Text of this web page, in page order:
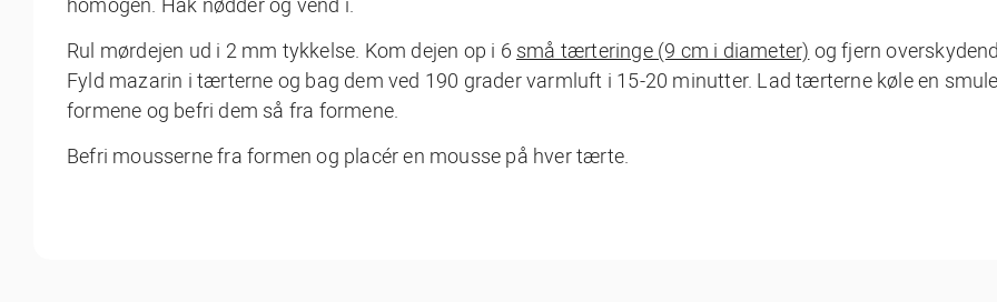
Rul mørdejen ud i 2 mm tykkelse. Kom dejen op i 6 små tærteringe (9 cm i diameter) og fjern
Fyld mazarin i tærterne og bag dem ved 190 grader varmluft i 15-20 minutter. Lad tærterne køle en
formene og befri dem så fra formene.
Befri mousserne fra formen og placér en mousse på hver tærte.